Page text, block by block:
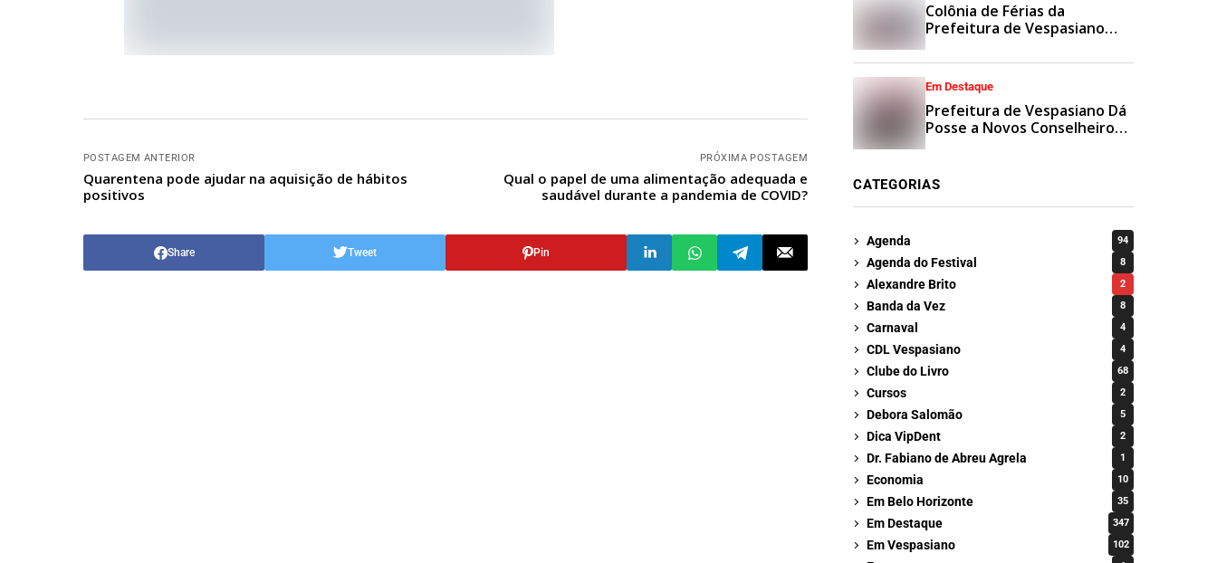
POSTAGEM ANTERIOR
Quarentena pode ajudar na aquisição de hábitos
positivos
PRÓXIMA POSTAGEM
Qual o papel de uma alimentação adequada e
saudável durante a pandemia de COVID?
Share Tweet Pin
Colônia de Férias da
Prefeitura de Vespasiano
Esporte e Lazer
Em Destaque
Prefeitura de Vespasiano Dá
Posse a Novos Conselheiros
CATEGORIAS
Agenda 94
Agenda do Festival 8
Alexandre Brito 2
Banda da Vez 8
Carnaval 4
CDL Vespasiano 4
Clube do Livro 68
Cursos 2
Debora Salomão 5
Dica VipDent 2
Dr. Fabiano de Abreu Agrela 1
Economia 10
Em Belo Horizonte 35
Em Destaque 347
Em Vespasiano 102